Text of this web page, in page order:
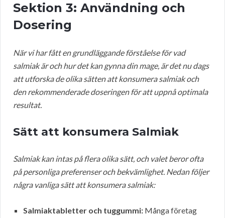
Sektion 3: Användning och
Dosering
När vi har fått en grundläggande förståelse för vad
salmiak är och hur det kan gynna din mage, är det nu dags
att utforska de olika sätten att konsumera salmiak och
den rekommenderade doseringen för att uppnå optimala
resultat.
Sätt att konsumera Salmiak
Salmiak kan intas på flera olika sätt, och valet beror ofta
på personliga preferenser och bekvämlighet. Nedan följer
några vanliga sätt att konsumera salmiak:
Salmiaktabletter och tuggummi: Många företag